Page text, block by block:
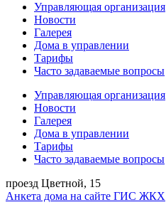
Управляющая организация
Новости
Галерея
Дома в управлении
Тарифы
Часто задаваемые вопросы
Управляющая организация
Новости
Галерея
Дома в управлении
Тарифы
Часто задаваемые вопросы
проезд Цветной, 15
Анкета дома на сайте ГИС ЖКХ